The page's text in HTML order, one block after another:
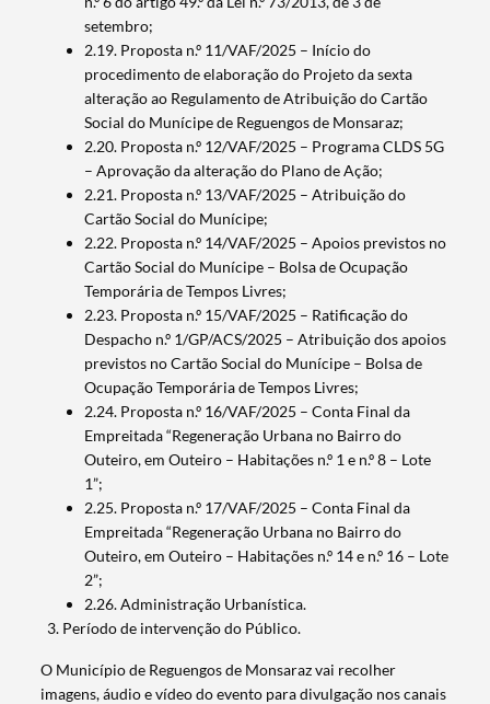
Termo de Pesquisa
Categorias gerais
Filtros
setembro;
2.19. Proposta n.º 11/VAF/2025 – Início do
procedimento de elaboração do Projeto da sexta
alteração ao Regulamento de Atribuição do Cartão
Social do Munícipe de Reguengos de Monsaraz;
2.20. Proposta n.º 12/VAF/2025 – Programa CLDS 5G
– Aprovação da alteração do Plano de Ação;
2.21. Proposta n.º 13/VAF/2025 – Atribuição do
Cartão Social do Munícipe;
2.22. Proposta n.º 14/VAF/2025 – Apoios previstos no
Cartão Social do Munícipe – Bolsa de Ocupação
Temporária de Tempos Livres;
2.23. Proposta n.º 15/VAF/2025 – Ratificação do
Despacho n.º 1/GP/ACS/2025 – Atribuição dos apoios
previstos no Cartão Social do Munícipe – Bolsa de
Ocupação Temporária de Tempos Livres;
2.24. Proposta n.º 16/VAF/2025 – Conta Final da
Empreitada “Regeneração Urbana no Bairro do
Outeiro, em Outeiro – Habitações n.º 1 e n.º 8 – Lote
1”;
2.25. Proposta n.º 17/VAF/2025 – Conta Final da
Empreitada “Regeneração Urbana no Bairro do
Outeiro, em Outeiro – Habitações n.º 14 e n.º 16 – Lote
2”;
2.26. Administração Urbanística.
Período de intervenção do Público.
O Município de Reguengos de Monsaraz vai recolher
imagens, áudio e vídeo do evento para divulgação nos canais